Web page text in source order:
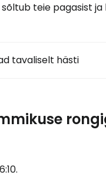
sõltub teie pagasist
tavaliselt hästi